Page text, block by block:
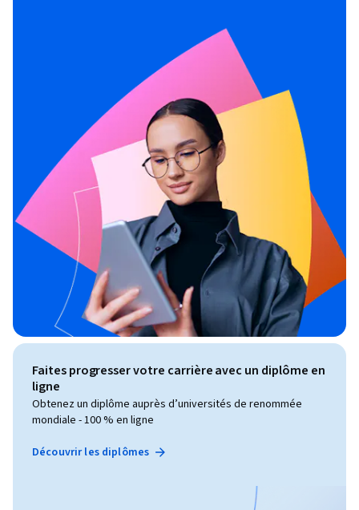
Faites progresser votre carrière avec un diplôme en
ligne
Obtenez un diplôme auprès d’universités de renommée
mondiale - 100 % en ligne
Découvrir les diplômes